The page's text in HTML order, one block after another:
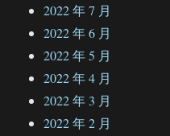
2022 年 7 月
2022 年 6 月
2022 年 5 月
2022 年 4 月
2022 年 3 月
2022 年 2 月